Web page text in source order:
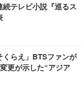
テレビ小説『巡るス
くらえ」BTSファンが
更が示した“アジア